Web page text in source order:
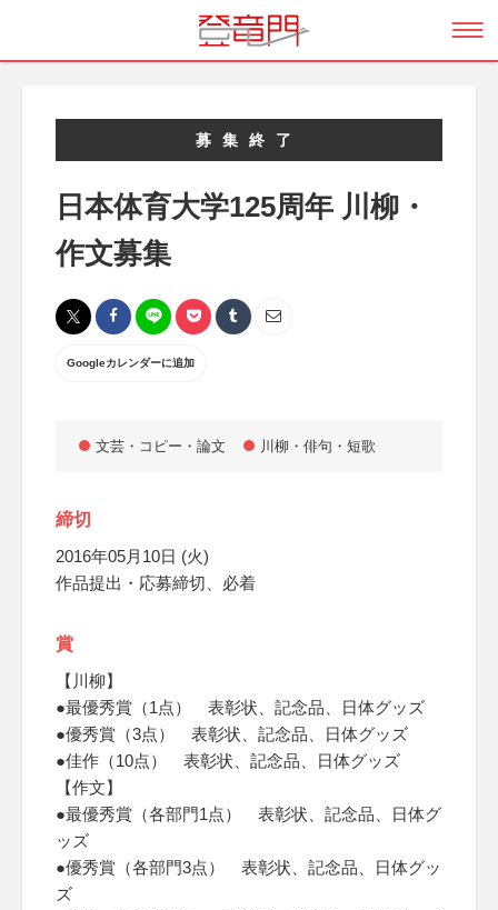
募集終了
日本体育大学125周年 川柳・
作文募集
Googleカレンダーに追加
文芸・コピー・論文 川柳・俳句・短歌
締切
2016年05月10日 (火)
作品提出・応募締切、必着
賞
【川柳】
●最優秀賞（1点） 表彰状、記念品、日体グッズ
●優秀賞（3点） 表彰状、記念品、日体グッズ
●佳作（10点） 表彰状、記念品、日体グッズ
【作文】
●最優秀賞（各部門1点） 表彰状、記念品、日体グ
ッズ
●優秀賞（各部門3点） 表彰状、記念品、日体グッ
ズ